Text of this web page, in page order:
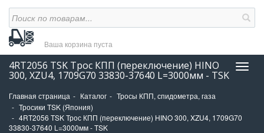
Ваша корзина пуста
4RT2056 TSK Трос КПП (переключение) HINO
300, XZU4, 1709G70 33830-37640 L=3000мм - TSK
Главная страница Каталог
Тросы КПП, спидометра, газа
Тросики TSK (Япония)
4RT2056 TSK Трос КПП (переключение) HINO 300, XZU4, 1709G70
33830-37640 L=3000мм - TSK